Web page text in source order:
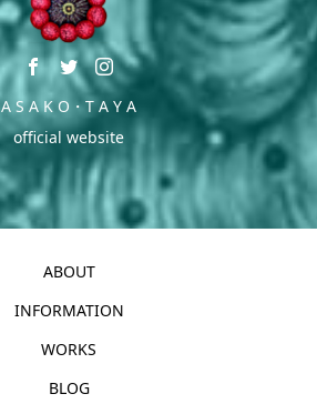
A S A K O・T A Y A
official website
ABOUT
INFORMATION
WORKS
BLOG